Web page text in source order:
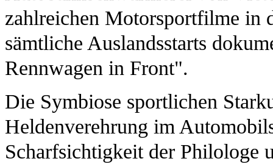
zahlreichen Motorsportfilme in
sämtliche Auslandsstarts
Rennwagen in Front".
Die Symbiose sportlichen
Heldenverehrung im
Scharfsichtigkeit der Philologe